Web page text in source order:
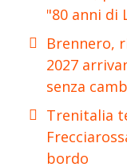
"80 anni di
Brennero,
2027
senza
Trenitalia
bordo